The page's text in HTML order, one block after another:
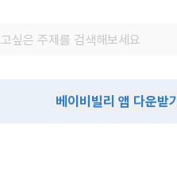
베이비빌리 앱 다운받기